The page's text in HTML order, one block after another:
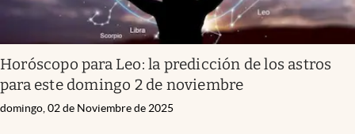
Horóscopo para Leo: la predicción de los astros
para este domingo 2 de noviembre
domingo, 02 de Noviembre de 2025